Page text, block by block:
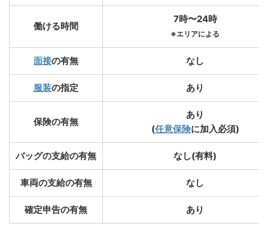
働ける時間
7時〜24時
※エリアによる
面接の有無 なし
服装の指定 あり
保険の有無
あり
(任意保険に加入必須)
バッグの支給の有無 なし(有料)
車両の支給の有無 なし
確定申告の有無 あり